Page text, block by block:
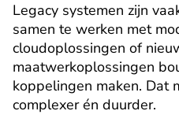
Legacy systemen zijn
samen te werken met
cloudoplossingen of
maatwerkoplossingen
koppelingen maken. Dat
complexer én duurder.